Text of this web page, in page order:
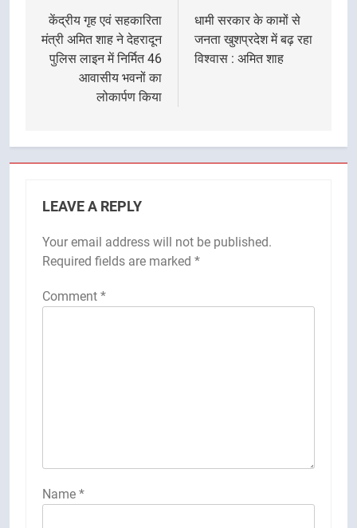
navigation
केंद्रीय गृह एवं सहकारिता
मंत्री अमित शाह ने देहरादून
पुलिस लाइन में निर्मित 46
आवासीय भवनों का
लोकार्पण किया
धामी सरकार के कामों से
जनता खुशप्रदेश में बढ़ रहा
विश्वास : अमित शाह
LEAVE A REPLY
Your email address will not be published.
Required fields are marked *
Comment *
Name *